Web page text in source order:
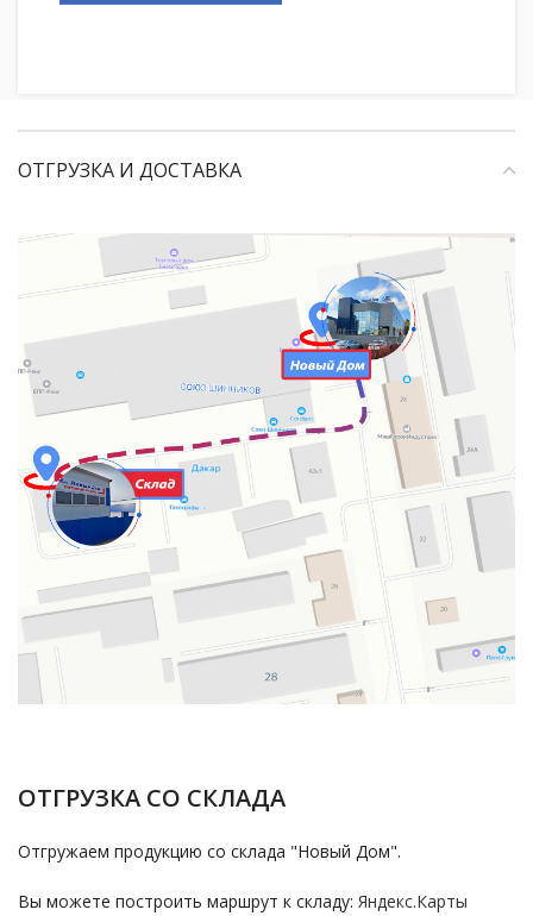
ОТГРУЗКА И ДОСТАВКА
ОТГРУЗКА СО СКЛАДА
Отгружаем продукцию со склада "Новый Дом".
Вы можете построить маршрут к складу: Яндекс.Карты